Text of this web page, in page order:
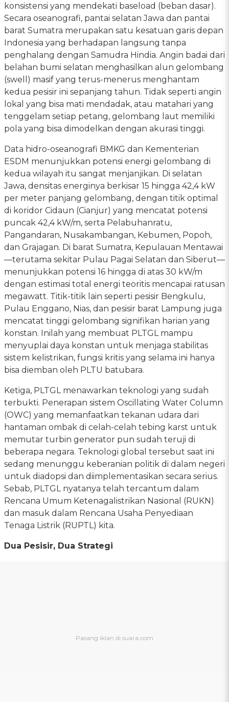
konsistensi yang mendekati baseload (beban dasar).
Secara oseanografi, pantai selatan Jawa dan pantai
barat Sumatra merupakan satu kesatuan garis depan
Indonesia yang berhadapan langsung tanpa
penghalang dengan Samudra Hindia. Angin badai dari
belahan bumi selatan menghasilkan alun gelombang
(swell) masif yang terus-menerus menghantam
kedua pesisir ini sepanjang tahun. Tidak seperti angin
lokal yang bisa mati mendadak, atau matahari yang
tenggelam setiap petang, gelombang laut memiliki
pola yang bisa dimodelkan dengan akurasi tinggi.
Data hidro-oseanografi BMKG dan Kementerian
ESDM menunjukkan potensi energi gelombang di
kedua wilayah itu sangat menjanjikan. Di selatan
Jawa, densitas energinya berkisar 15 hingga 42,4 kW
per meter panjang gelombang, dengan titik optimal
di koridor Cidaun (Cianjur) yang mencatat potensi
puncak 42,4 kW/m, serta Pelabuhanratu,
Pangandaran, Nusakambangan, Kebumen, Popoh,
dan Grajagan. Di barat Sumatra, Kepulauan Mentawai
—terutama sekitar Pulau Pagai Selatan dan Siberut—
menunjukkan potensi 16 hingga di atas 30 kW/m
dengan estimasi total energi teoritis mencapai ratusan
megawatt. Titik-titik lain seperti pesisir Bengkulu,
Pulau Enggano, Nias, dan pesisir barat Lampung juga
mencatat tinggi gelombang signifikan harian yang
konstan. Inilah yang membuat PLTGL mampu
menyuplai daya konstan untuk menjaga stabilitas
sistem kelistrikan, fungsi kritis yang selama ini hanya
bisa diemban oleh PLTU batubara.
Ketiga, PLTGL menawarkan teknologi yang sudah
terbukti. Penerapan sistem Oscillating Water Column
(OWC) yang memanfaatkan tekanan udara dari
hantaman ombak di celah-celah tebing karst untuk
memutar turbin generator pun sudah teruji di
beberapa negara. Teknologi global tersebut saat ini
sedang menunggu keberanian politik di dalam negeri
untuk diadopsi dan diimplementasikan secara serius.
Sebab, PLTGL nyatanya telah tercantum dalam
Rencana Umum Ketenagalistrikan Nasional (RUKN)
dan masuk dalam Rencana Usaha Penyediaan
Tenaga Listrik (RUPTL) kita.
Dua Pesisir, Dua Strategi